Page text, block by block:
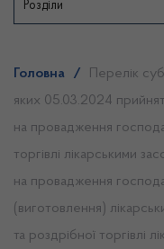
Розділи
Головна /
Перелік
яких 05.03.2024
на провадження
торгівлі лікарськими
на провадження
(виготовлення)
та роздрібної торгівлі